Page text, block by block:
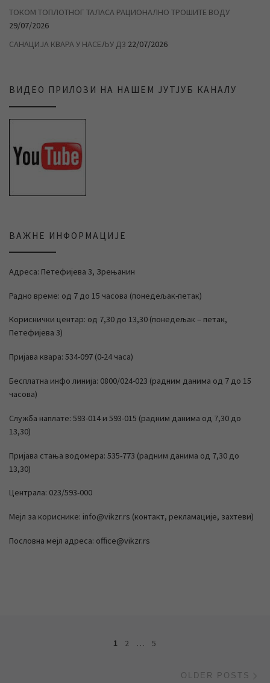
ТОКОМ ТОПЛОТНОГ ТАЛАСА РАЦИОНАЛНО ТРОШИТЕ ВОДУ
29/07/2026
САНАЦИЈА КВАРА У НАСЕЉУ Д3 22/07/2026
ВИДЕО ПРИЛОЗИ НА НАШЕМ ЈУТЈУБ КАНАЛУ
ВАЖНЕ ИНФОРМАЦИЈЕ
Адреса: Петефијева 3, Зрењанин
Радно време: од 7 до 15 часова (понедељак-петак)
Кориснички центар: од 7,30 до 13,30 (понедељак – петак,
Петефијева 3)
Пријава квара: 534-097 (0-24 часа)
Бесплатна инфо линија: 0800/024-023 (радним данима од 7 до 15
часова)
Служба наплате: 593-014 и 593-015 (радним данима од 7,30 до
13,30)
Пријава стања водомера: 535-773 (радним данима од 7,30 до
13,30)
Централа: 023/593-000
Мејл за кориснике: info@vikzr.rs (контакт, рекламације, захтеви)
Пословна мејл адреса: office@vikzr.rs
Posts navigation
1 2 … 5
OLDER POSTS